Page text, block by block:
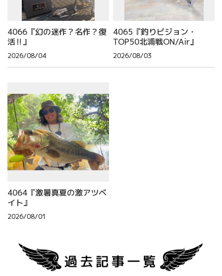
4066『幻の迷作？名作？復
活‼』
2026/08/04
4065『釣りビジョン・
TOP50北浦戦ON/Air』
2026/08/03
4064『激暑真夏の激アツベ
イト』
2026/08/01